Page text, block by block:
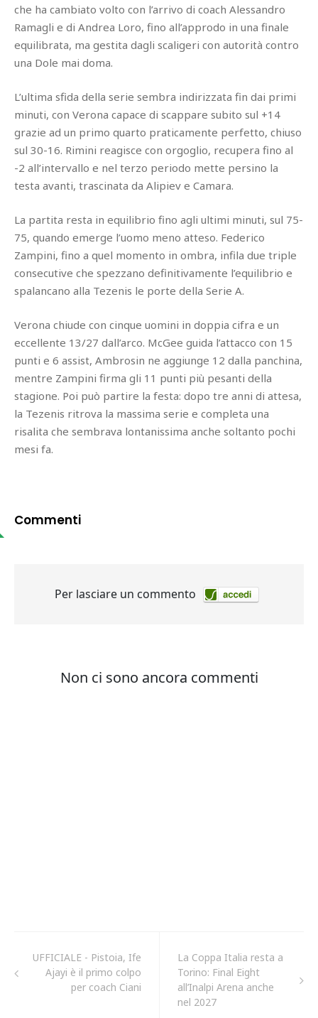
che ha cambiato volto con l’arrivo di coach Alessandro
Ramagli e di Andrea Loro, fino all’approdo in una finale
equilibrata, ma gestita dagli scaligeri con autorità contro
una Dole mai doma.
L’ultima sfida della serie sembra indirizzata fin dai primi
minuti, con Verona capace di scappare subito sul +14
grazie ad un primo quarto praticamente perfetto, chiuso
sul 30-16. Rimini reagisce con orgoglio, recupera fino al
-2 all’intervallo e nel terzo periodo mette persino la
testa avanti, trascinata da Alipiev e Camara.
La partita resta in equilibrio fino agli ultimi minuti, sul 75-
75, quando emerge l’uomo meno atteso. Federico
Zampini, fino a quel momento in ombra, infila due triple
consecutive che spezzano definitivamente l’equilibrio e
spalancano alla Tezenis le porte della Serie A.
Verona chiude con cinque uomini in doppia cifra e un
eccellente 13/27 dall’arco. McGee guida l’attacco con 15
punti e 6 assist, Ambrosin ne aggiunge 12 dalla panchina,
mentre Zampini firma gli 11 punti più pesanti della
stagione. Poi può partire la festa: dopo tre anni di attesa,
la Tezenis ritrova la massima serie e completa una
risalita che sembrava lontanissima anche soltanto pochi
mesi fa.
Commenti
UFFICIALE - Pistoia, Ife
Ajayi è il primo colpo
per coach Ciani
La Coppa Italia resta a
Torino: Final Eight
all’Inalpi Arena anche
nel 2027